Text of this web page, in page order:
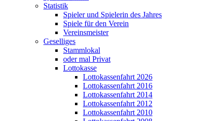
Statistik
Spieler und Spielerin des Jahres
Spiele für den Verein
Vereinsmeister
Geselliges
Stammlokal
oder mal Privat
Lottokasse
Lottokassenfahrt 2026
Lottokassenfahrt 2016
Lottokassenfahrt 2014
Lottokassenfahrt 2012
Lottokassenfahrt 2010